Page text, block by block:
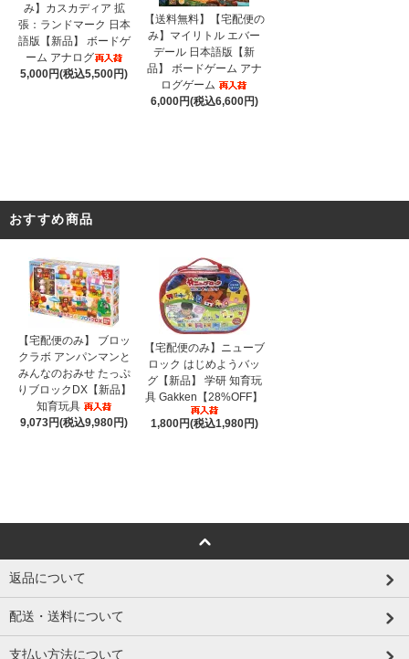
み】カスカディア 拡
張：ランドマーク 日本
語版【新品】 ボードゲ
ーム アナログ
5,000円(税込5,500円)
【送料無料】【宅配便の
み】マイリトル エバー
デール 日本語版【新
品】 ボードゲーム アナ
ログゲーム
6,000円(税込6,600円)
おすすめ商品
【宅配便のみ】 ブロッ
クラボ アンパンマンと
みんなのおみせ たっぷ
りブロックDX【新品】
知育玩具
9,073円(税込9,980円)
【宅配便のみ】ニューブ
ロック はじめようバッ
グ【新品】 学研 知育玩
具 Gakken【28%OFF】
1,800円(税込1,980円)
返品について
配送・送料について
支払い方法について